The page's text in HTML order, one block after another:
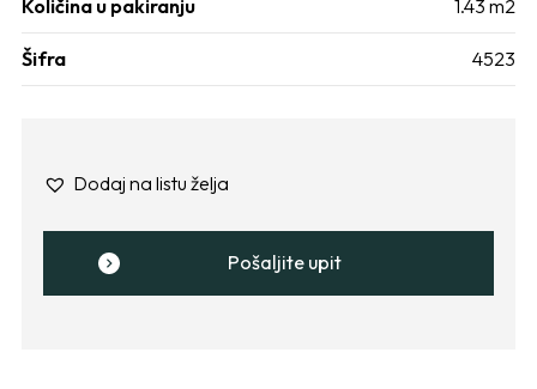
Količina u pakiranju 1.43 m2
Šifra 4523
Dodaj na listu želja
Pošaljite upit